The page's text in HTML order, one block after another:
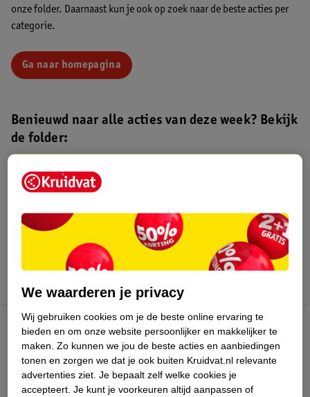
onze folder. Daarnaast kun je ook op zoek naar de beste acties per
categorie.
Ga naar homepagina
Benieuwd naar alle acties van deze week? Bekijk
de folder:
Kruidvat folder
augustus 2026.
Kruidvat Club
Klantenservice
We waarderen je privacy
Wij gebruiken cookies om je de beste online ervaring te
bieden en om onze website persoonlijker en makkelijker te
maken. Zo kunnen we jou de beste acties en aanbiedingen
tonen en zorgen we dat je ook buiten Kruidvat.nl relevante
advertenties ziet. Je bepaalt zelf welke cookies je
accepteert. Je kunt je voorkeuren altijd aanpassen of